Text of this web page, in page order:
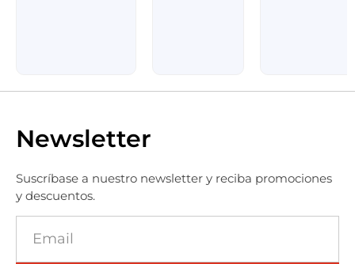
Newsletter
Suscríbase a nuestro newsletter y reciba promociones
y descuentos.